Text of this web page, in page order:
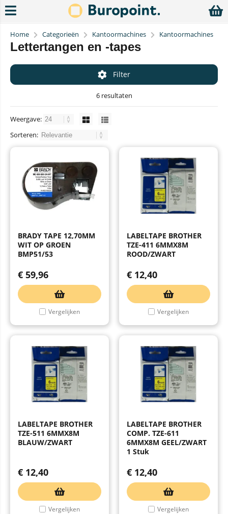
Home Categorieën Kantoormachines Kantoormachines
Lettertangen en -tapes
Filter
6 resultaten
Weergave:
Sorteren:
BRADY TAPE 12,70MM
WIT OP GROEN
BMP51/53
€ 59,96
Vergelijken
LABELTAPE BROTHER
TZE-411 6MMX8M
ROOD/ZWART
€ 12,40
Vergelijken
LABELTAPE BROTHER
TZE-511 6MMX8M
BLAUW/ZWART
€ 12,40
Vergelijken
LABELTAPE BROTHER
COMP. TZE-611
6MMX8M GEEL/ZWART
1 Stuk
€ 12,40
Vergelijken